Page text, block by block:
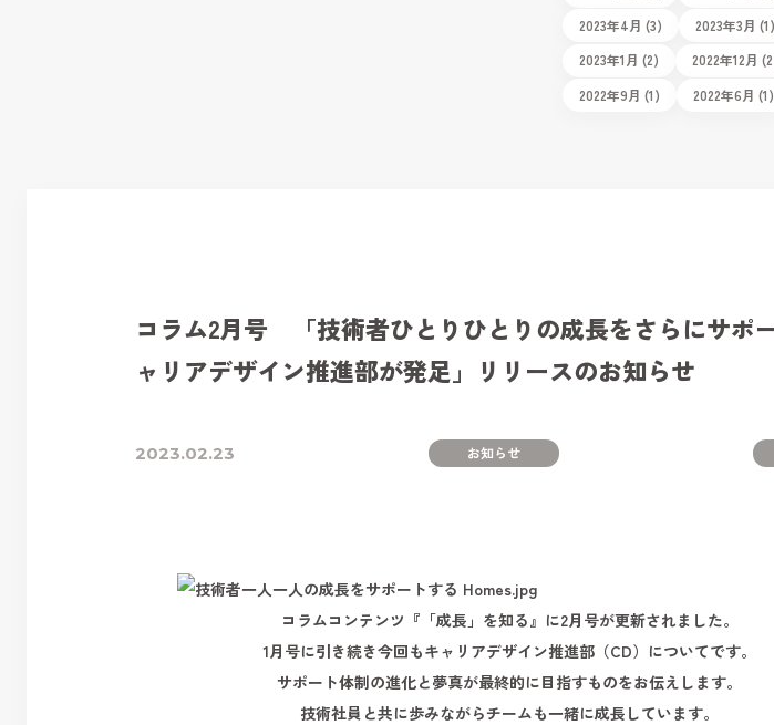
2023年4月 (3)
2023年3月 (1)
2023年1月 (2)
2022年12月
2022年9月 (1)
2022年6月 (1)
コラム2月号 「技術者ひとりひとりの成長をさらにサポ
ャリアデザイン推進部が発足」リリースのお知らせ
2023.02.23 お知らせ
コラムコンテンツ『「成長」を知る』に2月号が更新されました。
1月号に引き続き今回もキャリアデザイン推進部（CD）についてです。
サポート体制の進化と夢真が最終的に目指すものをお伝えします。
技術社員と共に歩みながらチームも一緒に成長しています。